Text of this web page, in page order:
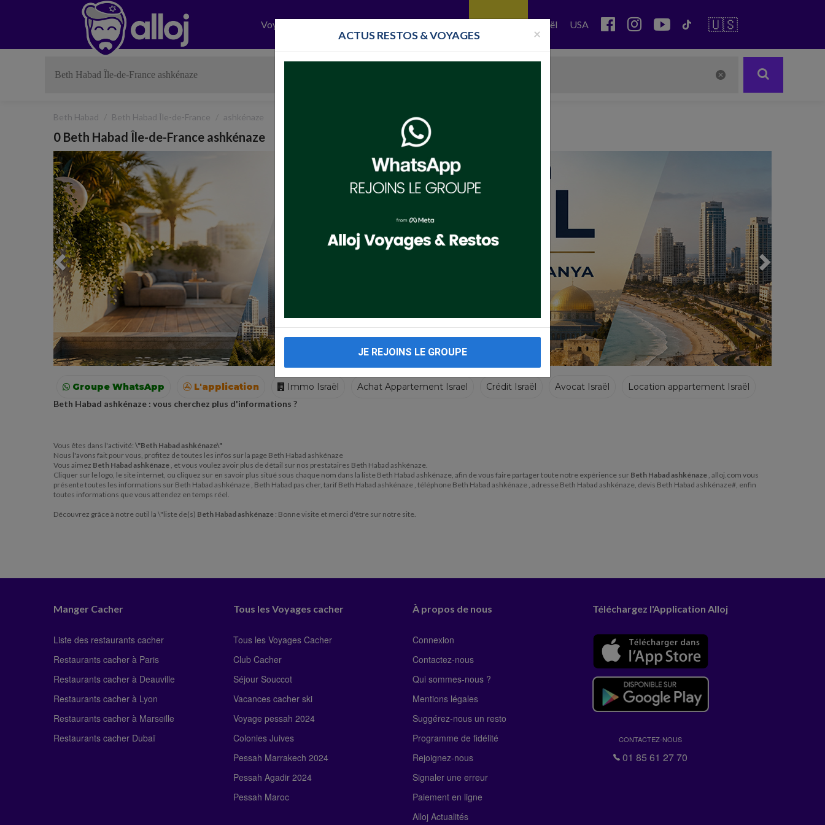
Voyages Israël USA 🇺🇸
Beth Habad Beth Habad Île-de-France ashkénaze
0 Beth Habad Île-de-France ashkénaze
Previous
Groupe WhatsApp L'application Immo Israël Achat Appartement Israel Crédit Israël Avocat Israël Location appartement Israël
Voyages Colonies Resto autour de moi Ecoles
Beth Habad ashkénaze : vous cherchez plus d'informations ?
Vous êtes dans l'activité: \"Beth Habad ashkénaze\"
Nous l'avons fait pour vous, profitez de toutes les infos sur la page Beth Habad ashkénaze
Vous aimez Beth Habad ashkénaze , et vous voulez avoir plus de détail sur nos prestataires Beth Habad ashkénaze.
Cliquer sur le logo, le site internet, ou cliquez sur en savoir plus situé sous chaque nom dans la liste Beth Habad ashkénaze, afin de vous faire partager toute notre expérience sur Beth Habad ashkénaze , alloj.com vous
présente toutes les informations sur Beth Habad ashkénaze , Beth Habad pas cher, tarif Beth Habad ashkénaze , téléphone Beth Habad ashkénaze , adresse Beth Habad ashkénaze, devis Beth Habad ashkénaze#, enfin
toutes informations que vous attendez en temps réel.
Découvrez grâce à notre outil la \"liste de(s) Beth Habad ashkénaze : Bonne visite et merci d'être sur notre site.
Manger Cacher
Liste des restaurants cacher
Restaurants cacher à Paris
Restaurants cacher à Deauville
Restaurants cacher à Lyon
Restaurants cacher à Marseille
Restaurants cacher Dubaï
Tous les Voyages cacher
Tous les Voyages Cacher
Club Cacher
Séjour Souccot
Vacances cacher ski
Voyage pessah 2024
Colonies Juives
Pessah Marrakech 2024
Pessah Agadir 2024
Pessah Maroc
À propos de nous
Connexion
Contactez-nous
Qui sommes-nous ?
Mentions légales
Suggérez-nous un resto
Programme de fidélité
Rejoignez-nous
Signaler une erreur
Paiement en ligne
Alloj Actualités
Téléchargez l'Application Alloj
CONTACTEZ-NOUS
01 85 61 27 70
×
ACTUS RESTOS & VOYAGES
JE REJOINS LE GROUPE